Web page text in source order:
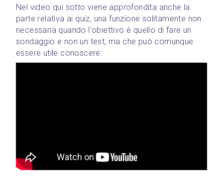
Nel video qui sotto viene approfondita anche la
parte relativa ai quiz, una funzione solitamente non
necessaria quando l'obiettivo è quello di fare un
sondaggio e non un test, ma che può comunque
essere utile conoscere: